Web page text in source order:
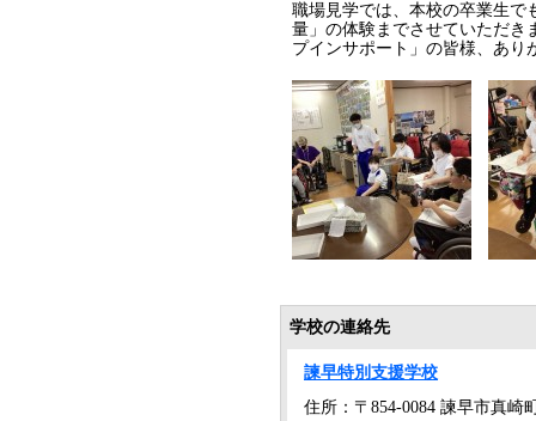
職場見学では、本校の卒業生で
量」の体験までさせていただき
プインサポート」の皆様、あり
学校の連絡先
諫早特別支援学校
住所：〒854-0084 諫早市真崎